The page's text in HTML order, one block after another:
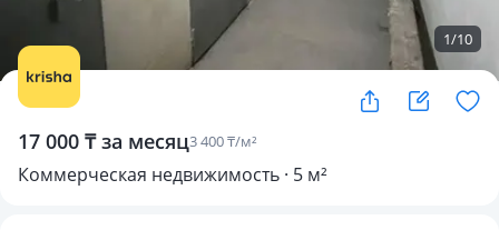
1/10
17 000 ₸ за месяц3 400 ₸/м²
Коммерческая недвижимость · 5 м²